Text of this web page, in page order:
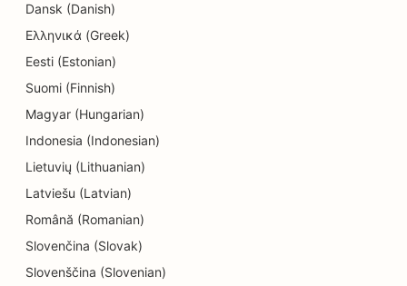
SEO pro obchody s elektronikou
SEO pro strojírenské firmy
SEO pro zábavu a rekreaci
SEO pro únikové místnosti
EO pro etnické restaurace
SEO pro restaurace Farm-to-Table
Dansk (Danish)
Ελληνικά (Greek)
Eesti (Estonian)
Suomi (Finnish)
Magyar (Hungarian)
Indonesia (Indonesian)
Lietuvių (Lithuanian)
Latviešu (Latvian)
Română (Romanian)
Slovenčina (Slovak)
Slovenščina (Slovenian)